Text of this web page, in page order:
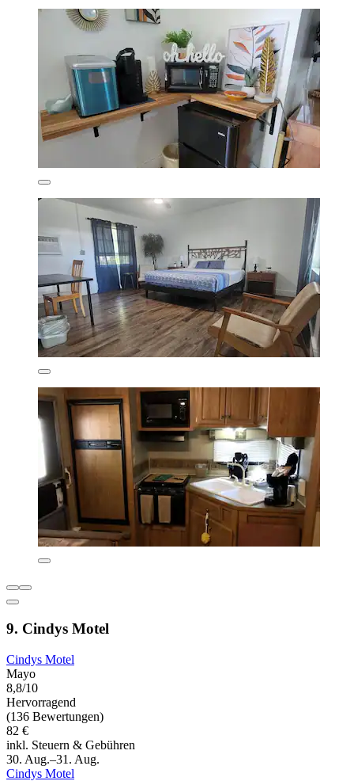
9. Cindys Motel
Cindys Motel
Mayo
8,8/10
Hervorragend
(136 Bewertungen)
82 €
inkl. Steuern & Gebühren
30. Aug.–31. Aug.
Cindys Motel